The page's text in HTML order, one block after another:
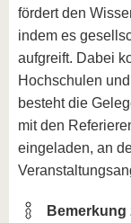
fördert den
indem es
aufgreift. Dabei
Hochschulen
besteht die
mit den
eingeladen, an
Bemerkung